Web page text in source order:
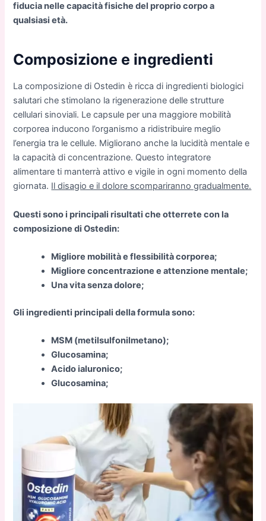
fiducia nelle capacità fisiche del proprio corpo a
qualsiasi età.
Composizione e ingredienti
La composizione di Ostedin è ricca di ingredienti biologici
salutari che stimolano la rigenerazione delle strutture
cellulari sinoviali. Le capsule per una maggiore mobilità
corporea inducono l’organismo a ridistribuire meglio
l’energia tra le cellule. Migliorano anche la lucidità mentale e
la capacità di concentrazione. Questo integratore
alimentare ti manterrà attivo e vigile in ogni momento della
giornata. Il disagio e il dolore scompariranno gradualmente.
Questi sono i principali risultati che otterrete con la
composizione di Ostedin:
Migliore mobilità e flessibilità corporea;
Migliore concentrazione e attenzione mentale;
Una vita senza dolore;
Gli ingredienti principali della formula sono:
MSM (metilsulfonilmetano);
Glucosamina;
Acido ialuronico;
Glucosamina;